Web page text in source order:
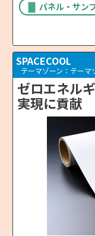
パネル・サン
SPACECOOL
テーマゾーン：テーマ
ゼロエネル
実現に貢献